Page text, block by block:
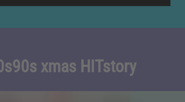
xmas HITstory